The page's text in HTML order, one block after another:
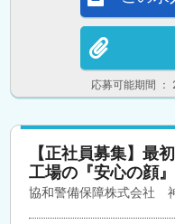
応募可能期間
【正社員募集】最
工場の『安心の顔
協和警備保障株式会社